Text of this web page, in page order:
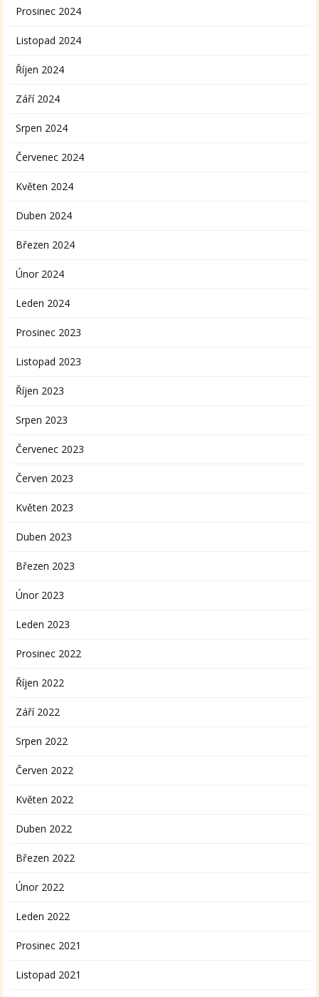
Prosinec 2024
Listopad 2024
Říjen 2024
Září 2024
Srpen 2024
Červenec 2024
Květen 2024
Duben 2024
Březen 2024
Únor 2024
Leden 2024
Prosinec 2023
Listopad 2023
Říjen 2023
Srpen 2023
Červenec 2023
Červen 2023
Květen 2023
Duben 2023
Březen 2023
Únor 2023
Leden 2023
Prosinec 2022
Říjen 2022
Září 2022
Srpen 2022
Červen 2022
Květen 2022
Duben 2022
Březen 2022
Únor 2022
Leden 2022
Prosinec 2021
Listopad 2021